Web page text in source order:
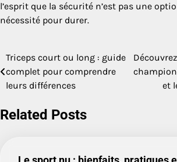
l’esprit que la sécurité n’est pas une
nécessité pour durer.
Navigation
de
Triceps court ou long : guide
complet pour comprendre
leurs différences
et
Related Posts